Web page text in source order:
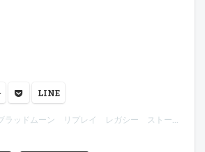
LINE
ブラッドムーン リプレイ レガシー ストームライン